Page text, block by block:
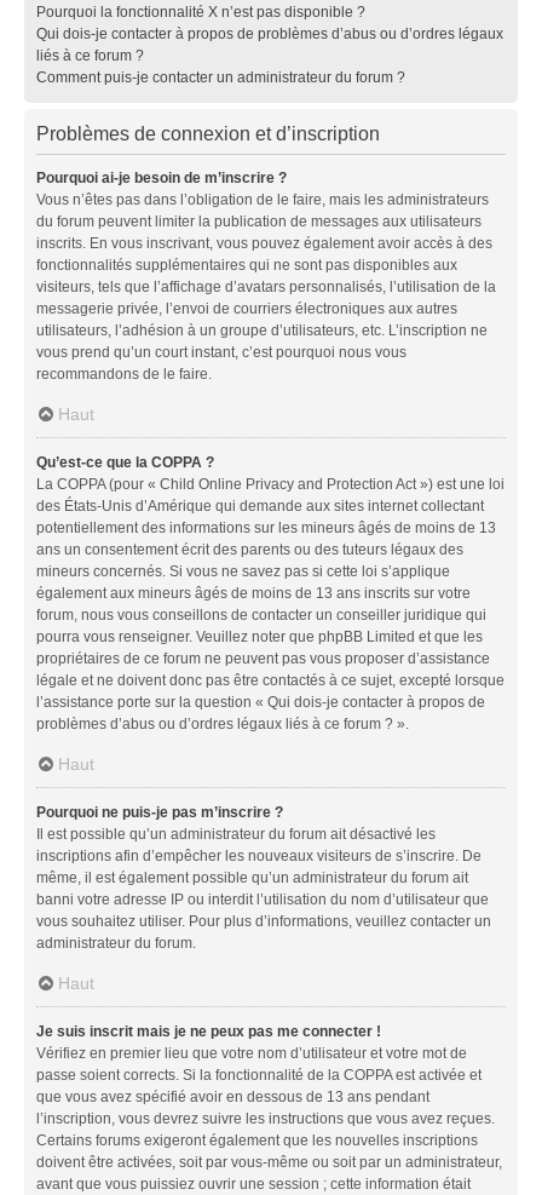
Pourquoi la fonctionnalité X n’est pas disponible ?
Qui dois-je contacter à propos de problèmes d’abus ou d’ordres légaux
liés à ce forum ?
Comment puis-je contacter un administrateur du forum ?
Problèmes de connexion et d’inscription
Pourquoi ai-je besoin de m’inscrire ?
Vous n’êtes pas dans l’obligation de le faire, mais les administrateurs
du forum peuvent limiter la publication de messages aux utilisateurs
inscrits. En vous inscrivant, vous pouvez également avoir accès à des
fonctionnalités supplémentaires qui ne sont pas disponibles aux
visiteurs, tels que l’affichage d’avatars personnalisés, l’utilisation de la
messagerie privée, l’envoi de courriers électroniques aux autres
utilisateurs, l’adhésion à un groupe d’utilisateurs, etc. L’inscription ne
vous prend qu’un court instant, c’est pourquoi nous vous
recommandons de le faire.
Haut
Qu’est-ce que la COPPA ?
La COPPA (pour « Child Online Privacy and Protection Act ») est une loi
des États-Unis d’Amérique qui demande aux sites internet collectant
potentiellement des informations sur les mineurs âgés de moins de 13
ans un consentement écrit des parents ou des tuteurs légaux des
mineurs concernés. Si vous ne savez pas si cette loi s’applique
également aux mineurs âgés de moins de 13 ans inscrits sur votre
forum, nous vous conseillons de contacter un conseiller juridique qui
pourra vous renseigner. Veuillez noter que phpBB Limited et que les
propriétaires de ce forum ne peuvent pas vous proposer d’assistance
légale et ne doivent donc pas être contactés à ce sujet, excepté lorsque
l’assistance porte sur la question « Qui dois-je contacter à propos de
problèmes d’abus ou d’ordres légaux liés à ce forum ? ».
Haut
Pourquoi ne puis-je pas m’inscrire ?
Il est possible qu’un administrateur du forum ait désactivé les
inscriptions afin d’empêcher les nouveaux visiteurs de s’inscrire. De
même, il est également possible qu’un administrateur du forum ait
banni votre adresse IP ou interdit l’utilisation du nom d’utilisateur que
vous souhaitez utiliser. Pour plus d’informations, veuillez contacter un
administrateur du forum.
Haut
Je suis inscrit mais je ne peux pas me connecter !
Vérifiez en premier lieu que votre nom d’utilisateur et votre mot de
passe soient corrects. Si la fonctionnalité de la COPPA est activée et
que vous avez spécifié avoir en dessous de 13 ans pendant
l’inscription, vous devrez suivre les instructions que vous avez reçues.
Certains forums exigeront également que les nouvelles inscriptions
doivent être activées, soit par vous-même ou soit par un administrateur,
avant que vous puissiez ouvrir une session ; cette information était